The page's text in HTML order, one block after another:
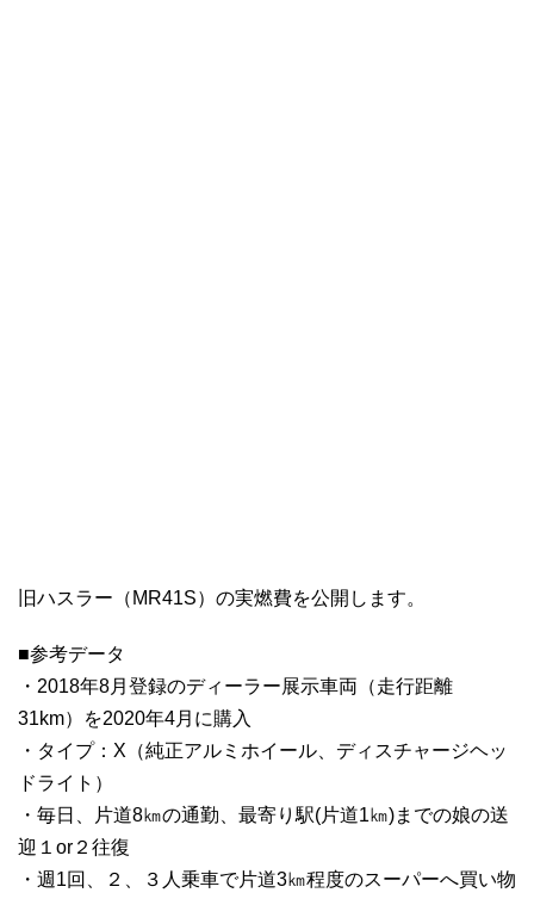
旧ハスラー（MR41S）の実燃費を公開します。
■参考データ
・2018年8月登録のディーラー展示車両（走行距離
31km）を2020年4月に購入
・タイプ：X（純正アルミホイール、ディスチャージヘッ
ドライト）
・毎日、片道8㎞の通勤、最寄り駅(片道1㎞)までの娘の送
迎１or２往復
・週1回、２、３人乗車で片道3㎞程度のスーパーへ買い物